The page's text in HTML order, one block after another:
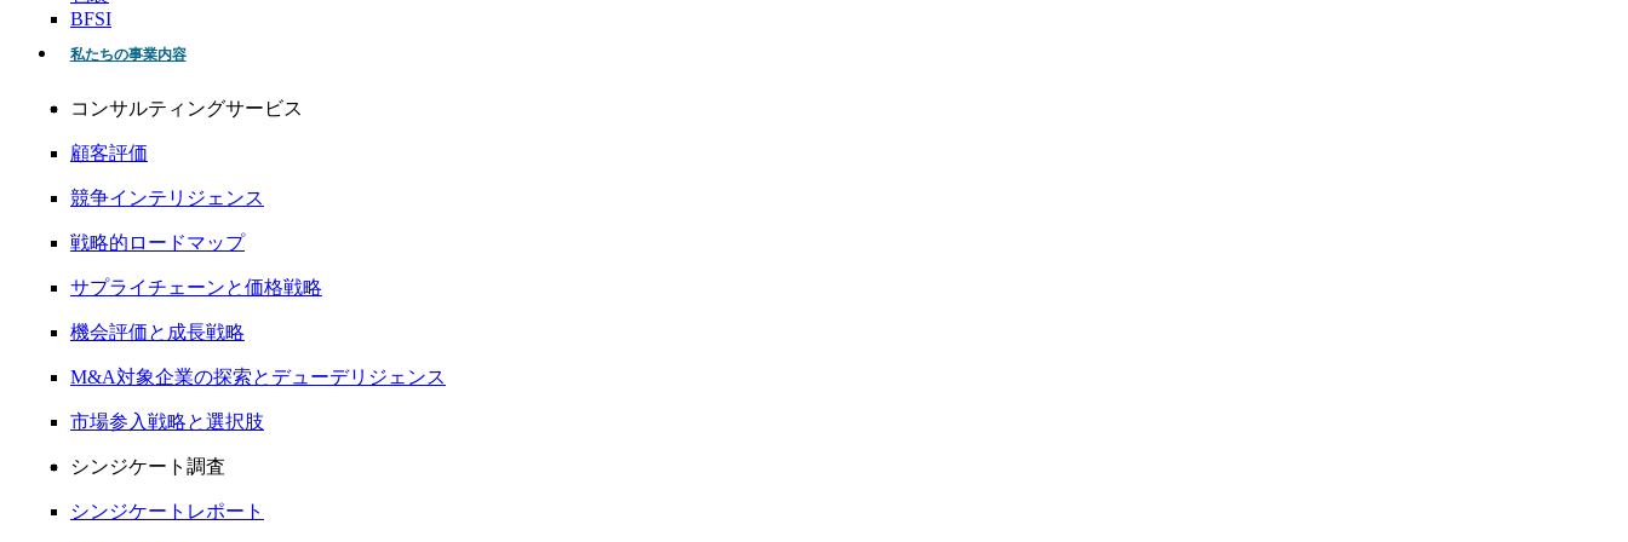
BFSI
私たちの事業内容
コンサルティングサービス
顧客評価
競争インテリジェンス
戦略的ロードマップ
サプライチェーンと価格戦略
機会評価と成長戦略
M&A対象企業の探索とデューデリジェンス
市場参入戦略と選択肢
シンジケート調査
シンジケートレポート